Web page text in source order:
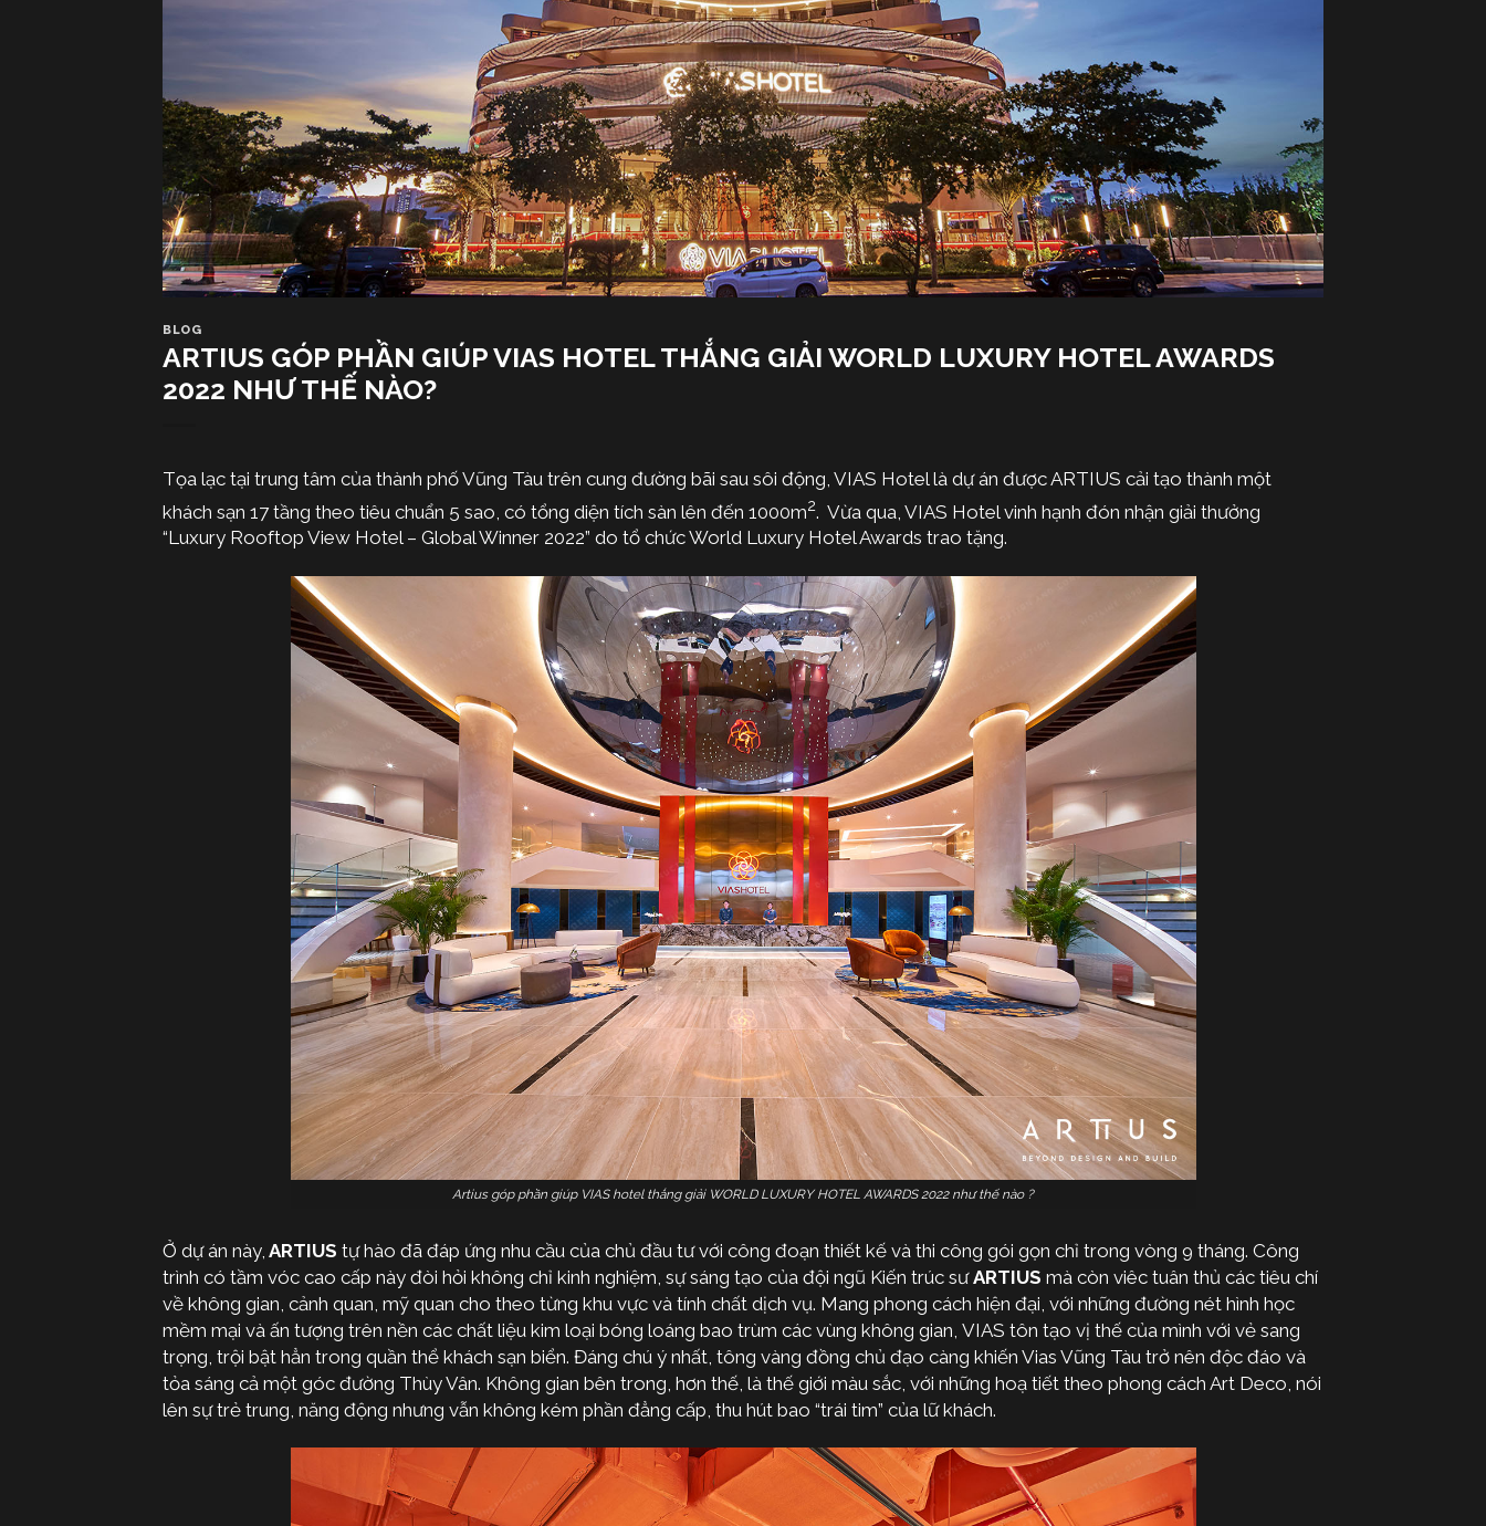
BLOG
ARTIUS GÓP PHẦN GIÚP VIAS HOTEL THẮNG GIẢI WORLD LUXURY HOTEL AWARDS
2022 NHƯ THẾ NÀO?
Tọa lạc tại trung tâm của thành phố Vũng Tàu trên cung đường bãi sau sôi động, VIAS Hotel là dự án được ARTIUS cải tạo thành một
khách sạn 17 tầng theo tiêu chuẩn 5 sao, có tổng diện tích sàn lên đến 1000m2. Vừa qua, VIAS Hotel vinh hạnh đón nhận giải thưởng
“Luxury Rooftop View Hotel – Global Winner 2022” do tổ chức World Luxury Hotel Awards trao tặng.
Artius góp phần giúp VIAS hotel thắng giải WORLD LUXURY HOTEL AWARDS 2022 như thế nào ?
Ở dự án này, ARTIUS tự hào đã đáp ứng nhu cầu của chủ đầu tư với công đoạn thiết kế và thi công gói gọn chỉ trong vòng 9 tháng. Công
trình có tầm vóc cao cấp này đòi hỏi không chỉ kinh nghiệm, sự sáng tạo của đội ngũ Kiến trúc sưARTIUS mà còn viêc tuân thủ các tiêu chí
về không gian, cảnh quan, mỹ quan cho theo từng khu vực và tính chất dịch vụ. Mang phong cách hiện đại, với những đường nét hình học
mềm mại và ấn tượng trên nền các chất liệu kim loại bóng loáng bao trùm các vùng không gian, VIAS tôn tạo vị thế của mình với vẻ sang
trọng, trội bật hẳn trong quần thể khách sạn biển. Đáng chú ý nhất, tông vàng đồng chủ đạo càng khiến Vias Vũng Tàu trở nên độc đáo và
tỏa sáng cả một góc đường Thùy Vân. Không gian bên trong, hơn thế, là thế giới màu sắc, với những hoạ tiết theo phong cách Art Deco, nói
lên sự trẻ trung, năng động nhưng vẫn không kém phần đẳng cấp, thu hút bao “trái tim” của lữ khách.